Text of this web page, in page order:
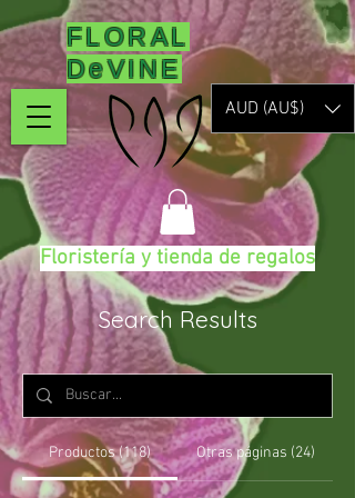
FLORAL
DeVINE
AUD (AU$)
Floristería y tienda de regalos
Search Results
Productos (118) Otras páginas (24)